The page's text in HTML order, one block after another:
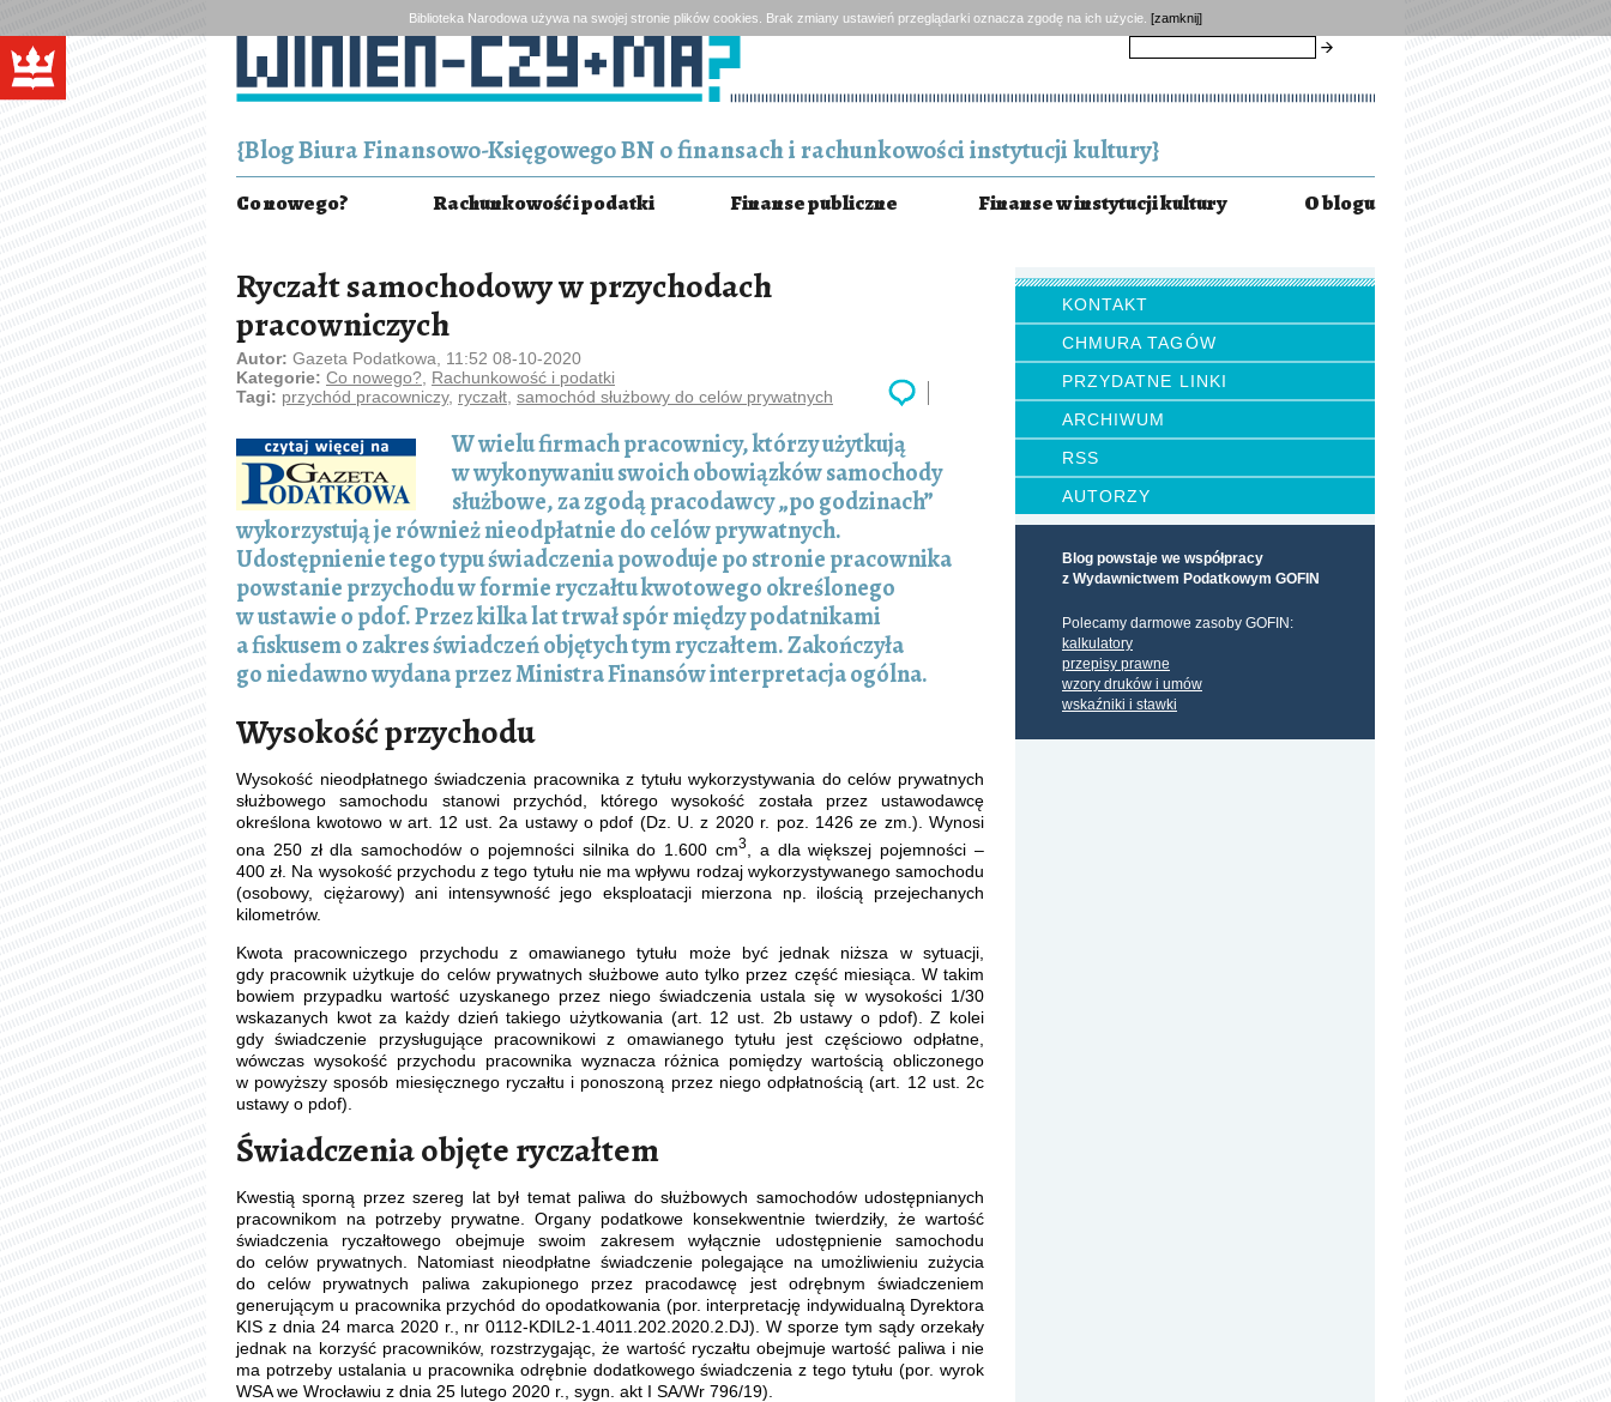
Biblioteka Narodowa używa na swojej stronie plików cookies. Brak zmiany ustawień przeglądarki oznacza zgodę na ich użycie. [zamknij]
{Blog Biura Finansowo-Księgowego BN o finansach i rachunkowości instytucji kultury}
Co nowego? Rachunkowość i podatki Finanse publiczne Finanse w instytucji kultury O blogu
KONTAKT
CHMURA TAGÓW
PRZYDATNE LINKI
ARCHIWUM
RSS
AUTORZY
Blog powstaje we współpracy
z Wydawnictwem Podatkowym GOFIN
Polecamy darmowe zasoby GOFIN:
kalkulatory
przepisy prawne
wzory druków i umów
wskaźniki i stawki
Ryczałt samochodowy w przychodach
pracowniczych
Autor: Gazeta Podatkowa, 11:52 08-10-2020
Kategorie: Co nowego? Rachunkowość i podatki
Tagi: przychód pracowniczy, ryczałt samochód służbowy do celów prywatnych
W wielu firmach pracownicy, którzy użytkują
w wykonywaniu swoich obowiązków samochody
służbowe, za zgodą pracodawcy „po godzinach”
wykorzystują je również nieodpłatnie do celów prywatnych.
Udostępnienie tego typu świadczenia powoduje po stronie pracownika
powstanie przychodu w formie ryczałtu kwotowego określonego
w ustawie o pdof. Przez kilka lat trwał spór między podatnikami
a fiskusem o zakres świadczeń objętych tym ryczałtem. Zakończyła
go niedawno wydana przez Ministra Finansów interpretacja ogólna.
Wysokość przychodu
Wysokość nieodpłatnego świadczenia pracownika z tytułu wykorzystywania do celów prywatnych
służbowego samochodu stanowi przychód, którego wysokość została przez ustawodawcę
określona kwotowo w art. 12 ust. 2a ustawy o pdof (Dz. U. z 2020 r. poz. 1426 ze zm.). Wynosi
ona 250 zł dla samochodów o pojemności silnika do 1.600 cm3
, a dla większej pojemności –
400 zł. Na wysokość przychodu z tego tytułu nie ma wpływu rodzaj wykorzystywanego samochodu
(osobowy, ciężarowy) ani intensywność jego eksploatacji mierzona np. ilością przejechanych
kilometrów.
Kwota pracowniczego przychodu z omawianego tytułu może być jednak niższa w sytuacji,
gdy pracownik użytkuje do celów prywatnych służbowe auto tylko przez część miesiąca. W takim
bowiem przypadku wartość uzyskanego przez niego świadczenia ustala się w wysokości 1/30
wskazanych kwot za każdy dzień takiego użytkowania (art. 12 ust. 2b ustawy o pdof). Z kolei
gdy świadczenie przysługujące pracownikowi z omawianego tytułu jest częściowo odpłatne,
wówczas wysokość przychodu pracownika wyznacza różnica pomiędzy wartością obliczonego
w powyższy sposób miesięcznego ryczałtu i ponoszoną przez niego odpłatnością (art. 12 ust. 2c
ustawy o pdof).
Świadczenia objęte ryczałtem
Kwestią sporną przez szereg lat był temat paliwa do służbowych samochodów udostępnianych
pracownikom na potrzeby prywatne. Organy podatkowe konsekwentnie twierdziły, że wartość
świadczenia ryczałtowego obejmuje swoim zakresem wyłącznie udostępnienie samochodu
do celów prywatnych. Natomiast nieodpłatne świadczenie polegające na umożliwieniu zużycia
do celów prywatnych paliwa zakupionego przez pracodawcę jest odrębnym świadczeniem
generującym u pracownika przychód do opodatkowania (por. interpretację indywidualną Dyrektora
KIS z dnia 24 marca 2020 r., nr 0112-KDIL2-1.4011.202.2020.2.DJ). W sporze tym sądy orzekały
jednak na korzyść pracowników, rozstrzygając, że wartość ryczałtu obejmuje wartość paliwa i nie
ma potrzeby ustalania u pracownika odrębnie dodatkowego świadczenia z tego tytułu (por. wyrok
WSA we Wrocławiu z dnia 25 lutego 2020 r., sygn. akt I SA/Wr 796/19).